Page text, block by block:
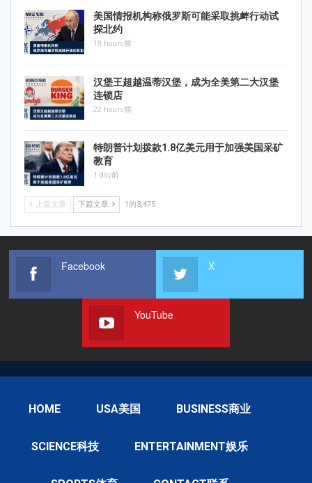
美国情报机构称俄罗斯可能采取挑衅行动试
探北约
18 hours前
汉堡王超越温蒂汉堡，成为全美第二大汉堡
连锁店
22 hours前
特朗普计划拨款1.8亿美元用于加强美国采矿
教育
1 day前
上篇文章 下篇文章 1的3,475
Facebook X
YouTube
HOME USA美国 BUSINESS商业
SCIENCE科技 ENTERTAINMENT娱乐